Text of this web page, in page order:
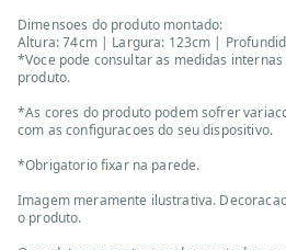
Dimensoes do produto montado:
Altura: 74cm | Largura: 123cm |
*Voce pode consultar as medidas
produto.
*As cores do produto podem sofrer
com as configuracoes do seu dispositivo.
*Obrigatorio fixar na parede.
Imagem meramente ilustrativa.
o produto.